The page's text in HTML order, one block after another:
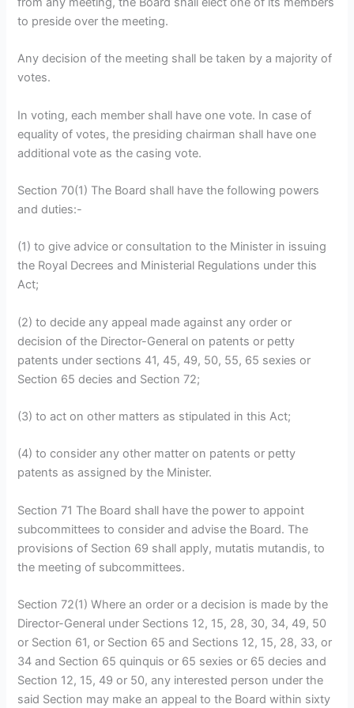
to preside over the meeting.
Any decision of the meeting shall be taken by a majority of
votes.
In voting, each member shall have one vote. In case of
equality of votes, the presiding chairman shall have one
additional vote as the casing vote.
Section 70(1) The Board shall have the following powers
and duties:-
(1) to give advice or consultation to the Minister in issuing
the Royal Decrees and Ministerial Regulations under this
Act;
(2) to decide any appeal made against any order or
decision of the Director-General on patents or petty
patents under sections 41, 45, 49, 50, 55, 65 sexies or
Section 65 decies and Section 72;
(3) to act on other matters as stipulated in this Act;
(4) to consider any other matter on patents or petty
patents as assigned by the Minister.
Section 71 The Board shall have the power to appoint
subcommittees to consider and advise the Board. The
provisions of Section 69 shall apply, mutatis mutandis, to
the meeting of subcommittees.
Section 72(1) Where an order or a decision is made by the
Director-General under Sections 12, 15, 28, 30, 34, 49, 50
or Section 61, or Section 65 and Sections 12, 15, 28, 33, or
34 and Section 65 quinquis or 65 sexies or 65 decies and
Section 12, 15, 49 or 50, any interested person under the
said Section may make an appeal to the Board within sixty